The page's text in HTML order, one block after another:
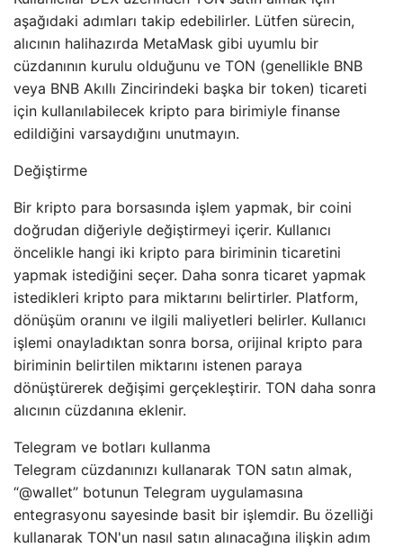
aşağıdaki adımları takip edebilirler. Lütfen sürecin,
alıcının halihazırda MetaMask gibi uyumlu bir
cüzdanının kurulu olduğunu ve TON (genellikle BNB
veya BNB Akıllı Zincirindeki başka bir token) ticareti
için kullanılabilecek kripto para birimiyle finanse
edildiğini varsaydığını unutmayın.
Değiştirme
Bir kripto para borsasında işlem yapmak, bir coini
doğrudan diğeriyle değiştirmeyi içerir. Kullanıcı
öncelikle hangi iki kripto para biriminin ticaretini
yapmak istediğini seçer. Daha sonra ticaret yapmak
istedikleri kripto para miktarını belirtirler. Platform,
dönüşüm oranını ve ilgili maliyetleri belirler. Kullanıcı
işlemi onayladıktan sonra borsa, orijinal kripto para
biriminin belirtilen miktarını istenen paraya
dönüştürerek değişimi gerçekleştirir. TON daha sonra
alıcının cüzdanına eklenir.
Telegram ve botları kullanma
Telegram cüzdanınızı kullanarak TON satın almak,
“@wallet” botunun Telegram uygulamasına
entegrasyonu sayesinde basit bir işlemdir. Bu özelliği
kullanarak TON'un nasıl satın alınacağına ilişkin adım